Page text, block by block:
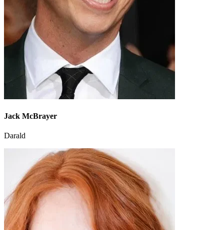
Jack McBrayer
Darald